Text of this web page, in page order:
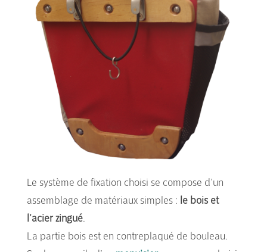
Le système de fixation choisi se compose d’un
assemblage de matériaux simples : le bois et
l’acier zingué.
La partie bois est en contreplaqué de bouleau.